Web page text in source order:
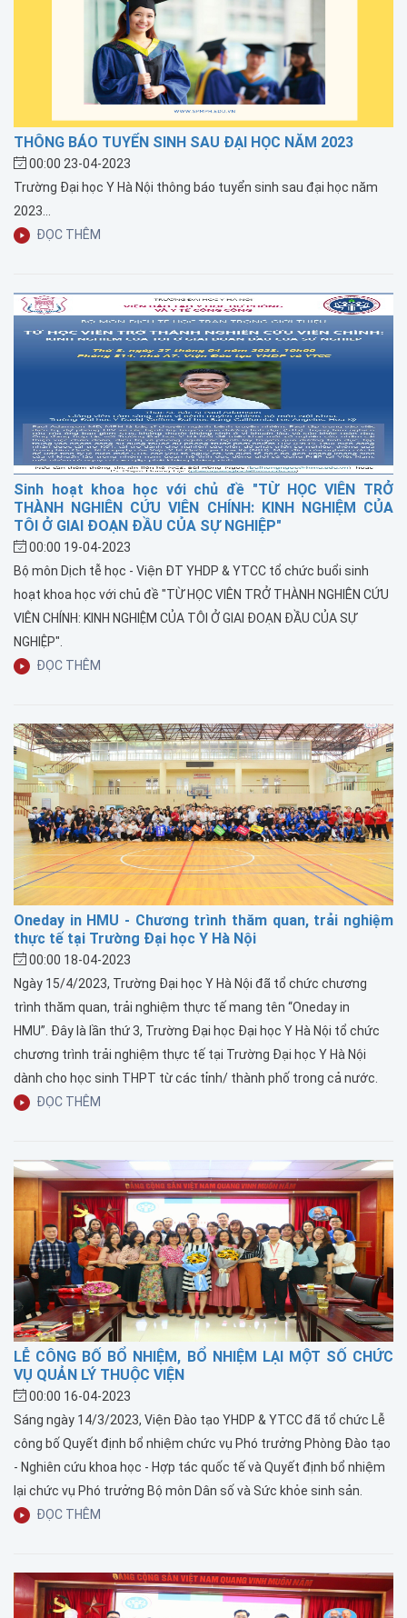
THÔNG BÁO TUYỂN SINH SAU ĐẠI HỌC NĂM 2023
00:00 23-04-2023
Trường Đại học Y Hà Nội thông báo tuyển sinh sau đại học năm
2023...
ĐỌC THÊM
Sinh hoạt khoa học với chủ đề "TỪ HỌC VIÊN TRỞ
THÀNH NGHIÊN CỨU VIÊN CHÍNH: KINH NGHIỆM CỦA
TÔI Ở GIAI ĐOẠN ĐẦU CỦA SỰ NGHIỆP"
00:00 19-04-2023
Bộ môn Dịch tễ học - Viện ĐT YHDP & YTCC tổ chức buổi sinh
hoạt khoa học với chủ đề "TỪ HỌC VIÊN TRỞ THÀNH NGHIÊN CỨU
VIÊN CHÍNH: KINH NGHIỆM CỦA TÔI Ở GIAI ĐOẠN ĐẦU CỦA SỰ
NGHIỆP".
ĐỌC THÊM
Oneday in HMU - Chương trình thăm quan, trải nghiệm
thực tế tại Trường Đại học Y Hà Nội
00:00 18-04-2023
Ngày 15/4/2023, Trường Đại học Y Hà Nội đã tổ chức chương
trình thăm quan, trải nghiệm thực tế mang tên “Oneday in
HMU”. Đây là lần thứ 3, Trường Đại học Đại học Y Hà Nội tổ chức
chương trình trải nghiệm thực tế tại Trường Đại học Y Hà Nội
dành cho học sinh THPT từ các tỉnh/ thành phố trong cả nước.
ĐỌC THÊM
LỄ CÔNG BỐ BỔ NHIỆM, BỔ NHIỆM LẠI MỘT SỐ CHỨC
VỤ QUẢN LÝ THUỘC VIỆN
00:00 16-04-2023
Sáng ngày 14/3/2023, Viện Đào tạo YHDP & YTCC đã tổ chức Lễ
công bố Quyết định bổ nhiệm chức vụ Phó trưởng Phòng Đào tạo
- Nghiên cứu khoa học - Hợp tác quốc tế và Quyết định bổ nhiệm
lại chức vụ Phó trưởng Bộ môn Dân số và Sức khỏe sinh sản.
ĐỌC THÊM